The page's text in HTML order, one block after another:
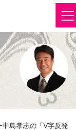
島孝志の「V字反発